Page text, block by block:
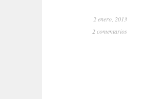
2 enero, 2013
2 comentarios